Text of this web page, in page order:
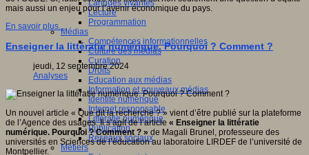
Langues vivantes
Lecture
Programmation
Médias
Compétences informationnelles
Culture des médias
Curation
Droits
Education aux médias
Information et nouveaux médias
Identité numérique
Internet responsable
Littératie numérique
Publication
Réseaux sociaux
Métiers
mais aussi un enjeu pour l’avenir économique du pays.
En savoir plus...
Enseigner la littératie numérique. Pourquoi ? Comment ?
jeudi, 12 septembre 2024
Analyses
Un nouvel article « Que dit la recherche ? » vient d’être publié sur la plateforme
de l’Agence des usages. Il s’agit de l’article « Enseigner la littératie
numérique. Pourquoi ? Comment ? » de Magali Brunel, professeure des
universités en Sciences de l’éducation au laboratoire LIRDEF de l’université de
Montpellier.